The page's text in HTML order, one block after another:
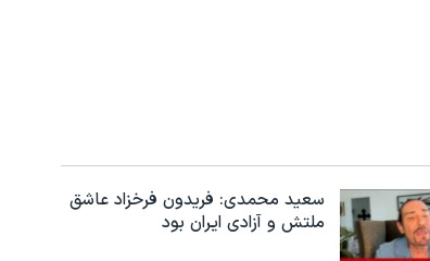
سعید محمدی: فریدون فرخزاد عاشق
ملتش و آزادی ایران بود